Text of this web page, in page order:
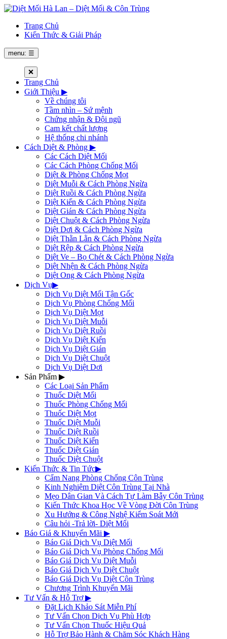
Trang Chủ
Kiến Thức & Giải Pháp
menu: ☰
❌
Trang Chủ
Giới Thiệu ▶
Về chúng tôi
Tầm nhìn – Sứ mệnh
Chứng nhận & Đội ngũ
Cam kết chất lượng
Hệ thống chi nhánh
Cách Diệt & Phòng ▶
Các Cách Diệt Mối
Các Cách Phòng Chống Mối
Diệt & Phòng Chống Mọt
Diệt Muỗi & Cách Phòng Ngừa
Diệt Ruồi & Cách Phòng Ngừa
Diệt Kiến & Cách Phòng Ngừa
Diệt Gián & Cách Phòng Ngừa
Diệt Chuột & Cách Phòng Ngừa
Diệt Dơi & Cách Phòng Ngừa
Diệt Thằn Lằn & Cách Phòng Ngừa
Diệt Rệp & Cách Phòng Ngừa
Diệt Ve – Bọ Chét & Cách Phòng Ngừa
Diệt Nhện & Cách Phòng Ngừa
Diệt Ong & Cách Phòng Ngừa
Dịch Vụ▶
Dịch Vụ Diệt Mối Tận Gốc
Dịch Vụ Phòng Chống Mối
Dịch Vụ Diệt Mọt
Dịch Vụ Diệt Muỗi
Dịch Vụ Diệt Ruồi
Dịch Vụ Diệt Kiến
Dịch Vụ Diệt Gián
Dịch Vụ Diệt Chuột
Dịch Vụ Diệt Dơi
Sản Phẩm ▶
Các Loại Sản Phẩm
Thuốc Diệt Mối
Thuốc Phòng Chống Mối
Thuốc Diệt Mọt
Thuốc Diệt Muỗi
Thuốc Diệt Ruồi
Thuốc Diệt Kiến
Thuốc Diệt Gián
Thuốc Diệt Chuột
Kiến Thức & Tin Tức▶
Cẩm Nang Phòng Chống Côn Trùng
Kinh Nghiệm Diệt Côn Trùng Tại Nhà
Mẹo Dân Gian Và Cách Tự Làm Bẫy Côn Trùng
Kiến Thức Khoa Học Về Vòng Đời Côn Trùng
Xu Hướng & Công Nghệ Kiểm Soát Mới
Câu hỏi -Trả lời- Diệt Mối
Báo Giá & Khuyến Mãi ▶
Báo Giá Dịch Vụ Diệt Mối
Báo Giá Dịch Vụ Phòng Chống Mối
Báo Giá Dịch Vụ Diệt Muỗi
Báo Giá Dịch Vụ Diệt Chuột
Báo Giá Dịch Vụ Diệt Côn Trùng
Chương Trình Khuyến Mãi
Tư Vấn & Hỗ Trợ▶
Đặt Lịch Khảo Sát Miễn Phí
Tư Vấn Chọn Dịch Vụ Phù Hợp
Tư Vấn Chọn Thuốc Hiệu Quả
Hỗ Trợ Bảo Hành & Chăm Sóc Khách Hàng